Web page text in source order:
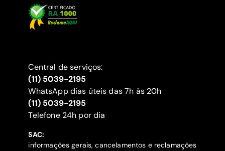
Central de serviços:
(11) 5039-2195
WhatsApp dias úteis das 7h às 20h
(11) 5039-2195
‍Telefone 24h por dia
SAC:
informações gerais, cancelamentos e reclamações